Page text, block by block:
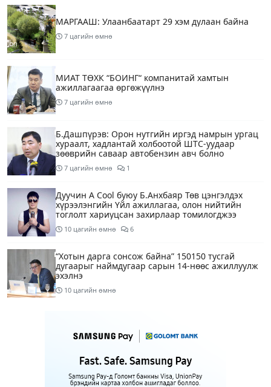
МАРГААШ: Улаанбаатарт 29 хэм дулаан байна
7 цагийн өмнө
МИАТ ТӨХК “БОИНГ“ компанитай хамтын
ажиллагаагаа өргөжүүлнэ
7 цагийн өмнө
Б.Дашпүрэв: Орон нутгийн иргэд намрын ургац
хураалт, хадлантай холбоотой ШТС-уудаар
зөөврийн саваар автобензин авч болно
7 цагийн өмнө 1
Дуучин A Cool буюу Б.Анхбаяр Төв цэнгэлдэх
хүрээлэнгийн Үйл ажиллагаа, олон нийтийн
тоглолт хариуцсан захирлаар томилогджээ
10 цагийн өмнө 6
“Хотын дарга сонсож байна” 150150 тусгай
дугаарыг наймдугаар сарын 14-нөөс ажиллуулж
эхэлнэ
10 цагийн өмнө
эзэн: Охиныхоо төрсөн өдрөөр байртай болно
гэдэг хамгийн том аз завшаан
Ангарскийн газрын тос боловсруулах үйлдвэрээс